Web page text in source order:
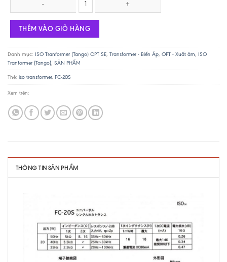
THÊM VÀO GIỎ HÀNG
Danh mục: ISO Tranformer (Tango) OPT SE, Transformer - Biến Áp, OPT - Xuất âm, ISO
Tranformer (Tango), SẢN PHẨM
Thẻ: iso transformer, FC-20S
Xem trên:
THÔNG TIN SẢN PHẨM